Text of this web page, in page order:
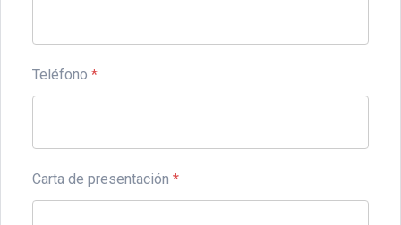
Teléfono *
Carta de presentación *